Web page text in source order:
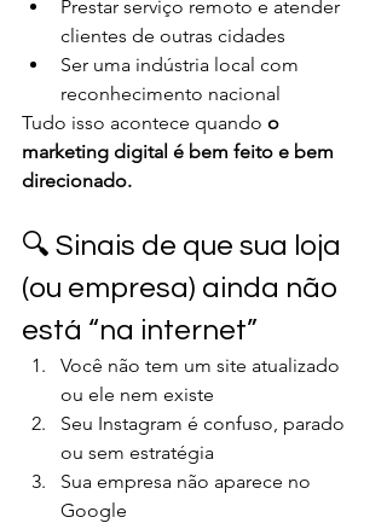
Prestar serviço remoto e atender
clientes de outras cidades
Ser uma indústria local com
reconhecimento nacional
Tudo isso acontece quando o
marketing digital é bem feito e bem
direcionado.
🔍 Sinais de que sua loja
(ou empresa) ainda não
está “na internet”
Você não tem um site atualizado
ou ele nem existe
Seu Instagram é confuso, parado
ou sem estratégia
Sua empresa não aparece no
Google